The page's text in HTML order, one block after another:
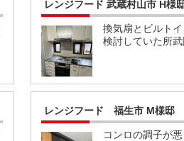
レンジフード 武蔵村山市 H様
換気扇とビルト
検討していた所武
レンジフード 福生市 M様邸
コンロの調子が